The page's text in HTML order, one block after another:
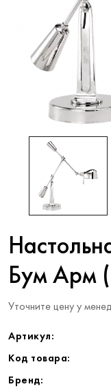
Бум Арм
Уточните цену у
Артикул:
Код товара:
Бренд: